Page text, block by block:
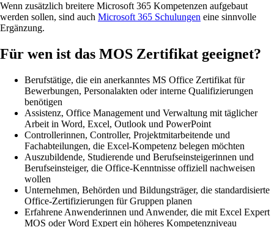
Wenn zusätzlich breitere Microsoft 365 Kompetenzen aufgebaut
werden sollen, sind auch Microsoft 365 Schulungen eine sinnvolle
Ergänzung.
Für wen ist das MOS Zertifikat geeignet?
Berufstätige, die ein anerkanntes MS Office Zertifikat für
Bewerbungen, Personalakten oder interne Qualifizierungen
benötigen
Assistenz, Office Management und Verwaltung mit täglicher
Arbeit in Word, Excel, Outlook und PowerPoint
Controllerinnen, Controller, Projektmitarbeitende und
Fachabteilungen, die Excel-Kompetenz belegen möchten
Auszubildende, Studierende und Berufseinsteigerinnen und
Berufseinsteiger, die Office-Kenntnisse offiziell nachweisen
wollen
Unternehmen, Behörden und Bildungsträger, die standardisierte
Office-Zertifizierungen für Gruppen planen
Erfahrene Anwenderinnen und Anwender, die mit Excel Expert
MOS oder Word Expert ein höheres Kompetenzniveau